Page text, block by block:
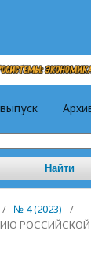
Найти
/ № 4 (2023)
/